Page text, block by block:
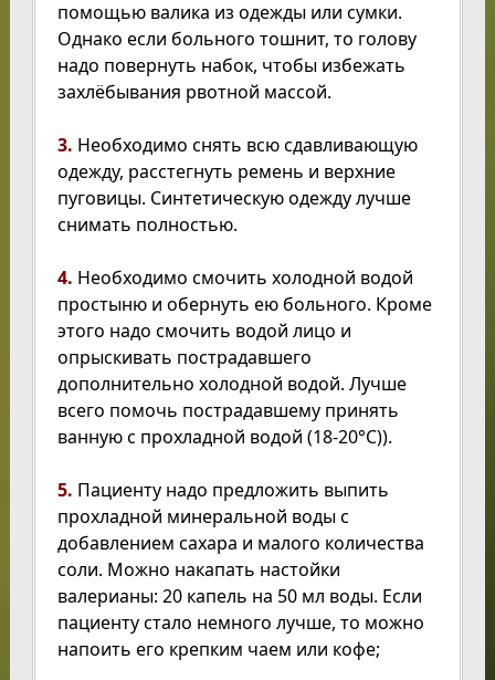
помощью валика из одежды или сумки.
Однако если больного тошнит, то голову
надо повернуть набок, чтобы избежать
захлёбывания рвотной массой.
3. Необходимо снять всю сдавливающую
одежду, расстегнуть ремень и верхние
пуговицы. Синтетическую одежду лучше
снимать полностью.
4. Необходимо смочить холодной водой
простыню и обернуть ею больного. Кроме
этого надо смочить водой лицо и
опрыскивать пострадавшего
дополнительно холодной водой. Лучше
всего помочь пострадавшему принять
ванную с прохладной водой (18-20°С)).
5. Пациенту надо предложить выпить
прохладной минеральной воды с
добавлением сахара и малого количества
соли. Можно накапать настойки
валерианы: 20 капель на 50 мл воды. Если
пациенту стало немного лучше, то можно
напоить его крепким чаем или кофе;